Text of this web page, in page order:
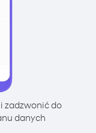
zadzwonić do
danych